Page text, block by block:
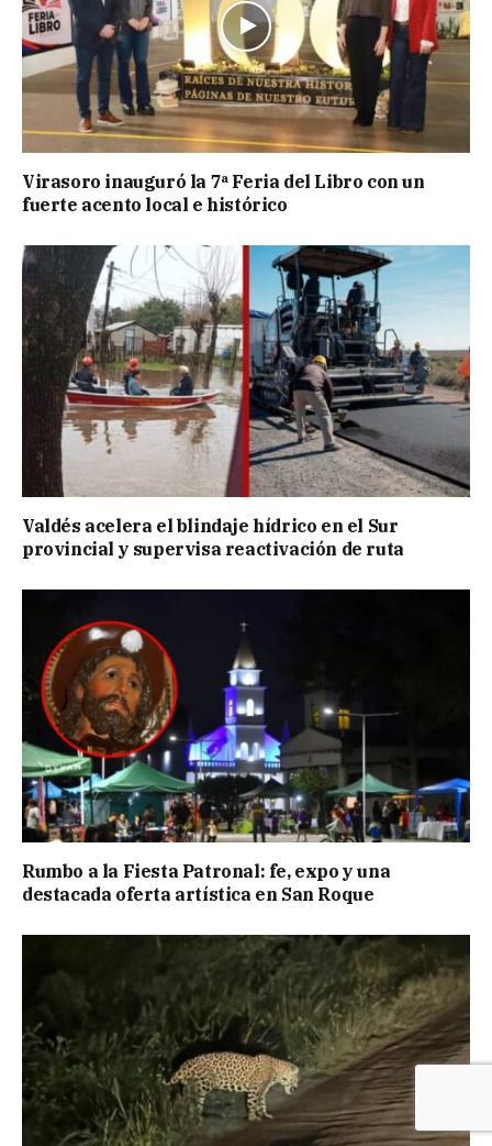
Virasoro inauguró la 7ª Feria del Libro con un
fuerte acento local e histórico
Valdés acelera el blindaje hídrico en el Sur
provincial y supervisa reactivación de ruta
Rumbo a la Fiesta Patronal: fe, expo y una
destacada oferta artística en San Roque